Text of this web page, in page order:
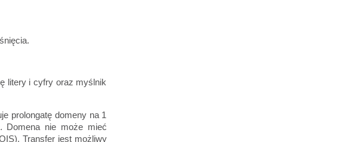
litery i cyfry oraz myślnik
prolongatę domeny na 1
Domena nie może mieć
Transfer jest możliwy